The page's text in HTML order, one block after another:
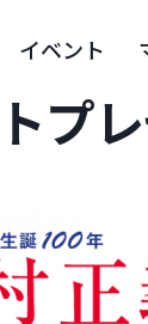
イベント
トプ